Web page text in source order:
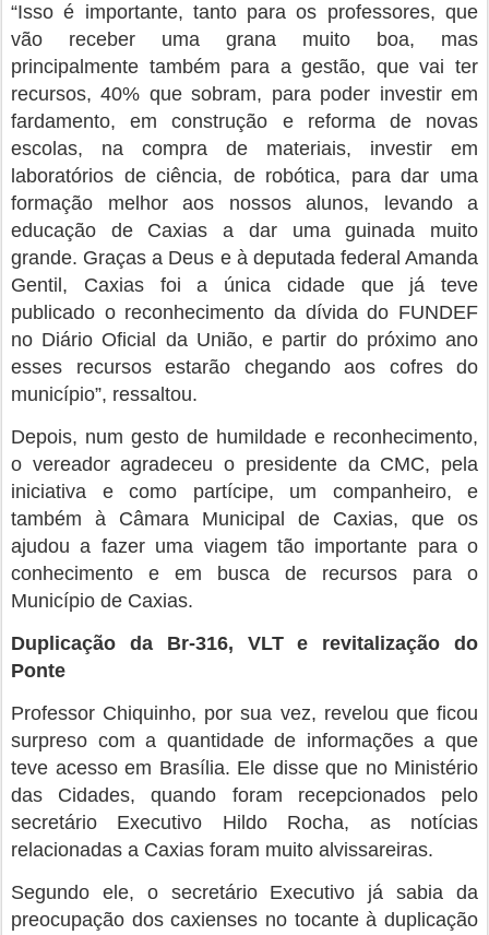
“Isso é importante, tanto para os professores, que
vão receber uma grana muito boa, mas
principalmente também para a gestão, que vai ter
recursos, 40% que sobram, para poder investir em
fardamento, em construção e reforma de novas
escolas, na compra de materiais, investir em
laboratórios de ciência, de robótica, para dar uma
formação melhor aos nossos alunos, levando a
educação de Caxias a dar uma guinada muito
grande. Graças a Deus e à deputada federal Amanda
Gentil, Caxias foi a única cidade que já teve
publicado o reconhecimento da dívida do FUNDEF
no Diário Oficial da União, e partir do próximo ano
esses recursos estarão chegando aos cofres do
município”, ressaltou.
Depois, num gesto de humildade e reconhecimento,
o vereador agradeceu o presidente da CMC, pela
iniciativa e como partícipe, um companheiro, e
também à Câmara Municipal de Caxias, que os
ajudou a fazer uma viagem tão importante para o
conhecimento e em busca de recursos para o
Município de Caxias.
Duplicação da Br-316, VLT e revitalização do
Ponte
Professor Chiquinho, por sua vez, revelou que ficou
surpreso com a quantidade de informações a que
teve acesso em Brasília. Ele disse que no Ministério
das Cidades, quando foram recepcionados pelo
secretário Executivo Hildo Rocha, as notícias
relacionadas a Caxias foram muito alvissareiras.
Segundo ele, o secretário Executivo já sabia da
preocupação dos caxienses no tocante à duplicação